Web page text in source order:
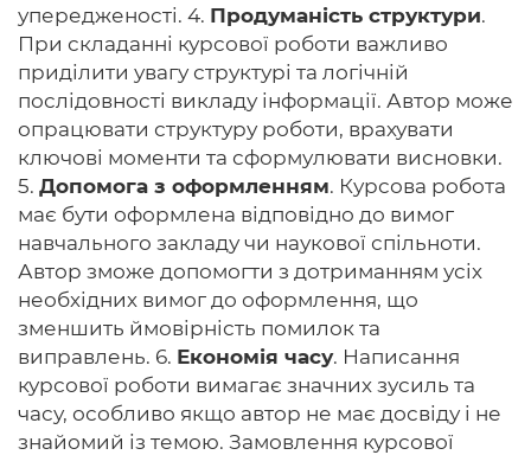
упередженості. 4. Продуманість структури.
При складанні курсової роботи важливо
приділити увагу структурі та логічній
послідовності викладу інформації. Автор може
опрацювати структуру роботи, врахувати
ключові моменти та сформулювати висновки.
5. Допомога з оформленням. Курсова робота
має бути оформлена відповідно до вимог
навчального закладу чи наукової спільноти.
Автор зможе допомогти з дотриманням усіх
необхідних вимог до оформлення, що
зменшить ймовірність помилок та
виправлень. 6. Економія часу. Написання
курсової роботи вимагає значних зусиль та
часу, особливо якщо автор не має досвіду і не
знайомий із темою. Замовлення курсової